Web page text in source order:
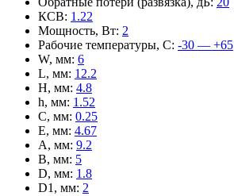
КСВ: 1.22
Мощность, Вт: 2
Рабочие температуры, С: -30 — +65
W, мм: 6
L, мм: 12.2
H, мм: 4.8
h, мм: 1.52
C, мм: 0.25
E, мм: 4.67
A, мм: 9.2
B, мм: 5
D, мм: 1.8
D1, мм: 2